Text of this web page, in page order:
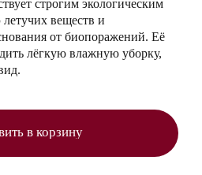
строгим экологическим
веществ и
от биопоражений. Её
лёгкую влажную уборку,
в корзину